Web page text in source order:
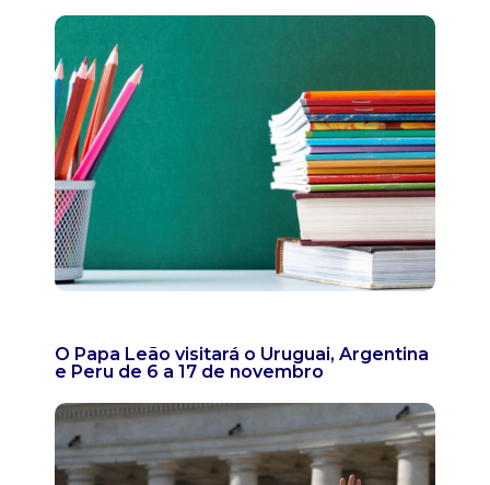
O Papa Leão visitará o Uruguai, Argentina
e Peru de 6 a 17 de novembro